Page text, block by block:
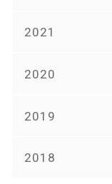
2021
2020
2019
2018